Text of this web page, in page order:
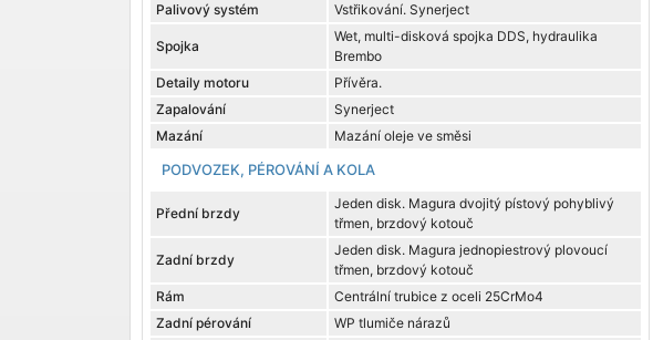
Palivový systém Vstřikování. Synerject
Spojka
Wet, multi-disková spojka DDS, hydraulika
Brembo
Detaily motoru
Přívěra.
Zapalování
Synerject
Mazání
Mazání oleje ve směsi
PODVOZEK, PÉROVÁNÍ A KOLA
Přední brzdy
Jeden disk. Magura dvojitý pístový pohyblivý
třmen, brzdový kotouč
Zadní brzdy
Jeden disk. Magura jednopiestrový plovoucí
třmen, brzdový kotouč
Rám
Centrální trubice z oceli 25CrMo4
Zadní pérování
WP tlumiče nárazů